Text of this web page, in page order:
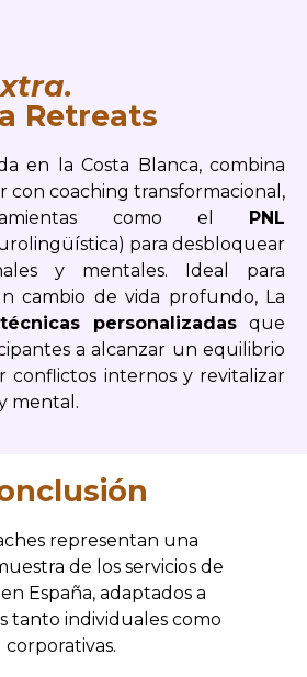
Retreats
en la Costa Blanca, combina
con coaching transformacional,
como el
PNL
para desbloquear
y mentales. Ideal para
cambio de vida profundo, La
técnicas personalizadas que
a alcanzar un equilibrio
conflictos internos y revitalizar
mental.
representan una
de los servicios de
España, adaptados a
tanto individuales como
corporativas.